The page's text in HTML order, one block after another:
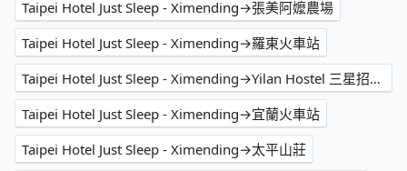
Taipei Hotel Just Sleep - Ximending→張美阿嬤農場
Taipei Hotel Just Sleep - Ximending→羅東火車站
Taipei Hotel Just Sleep - Ximending→Yilan Hostel 三星招待所
Taipei Hotel Just Sleep - Ximending→宜蘭火車站
Taipei Hotel Just Sleep - Ximending→太平山莊